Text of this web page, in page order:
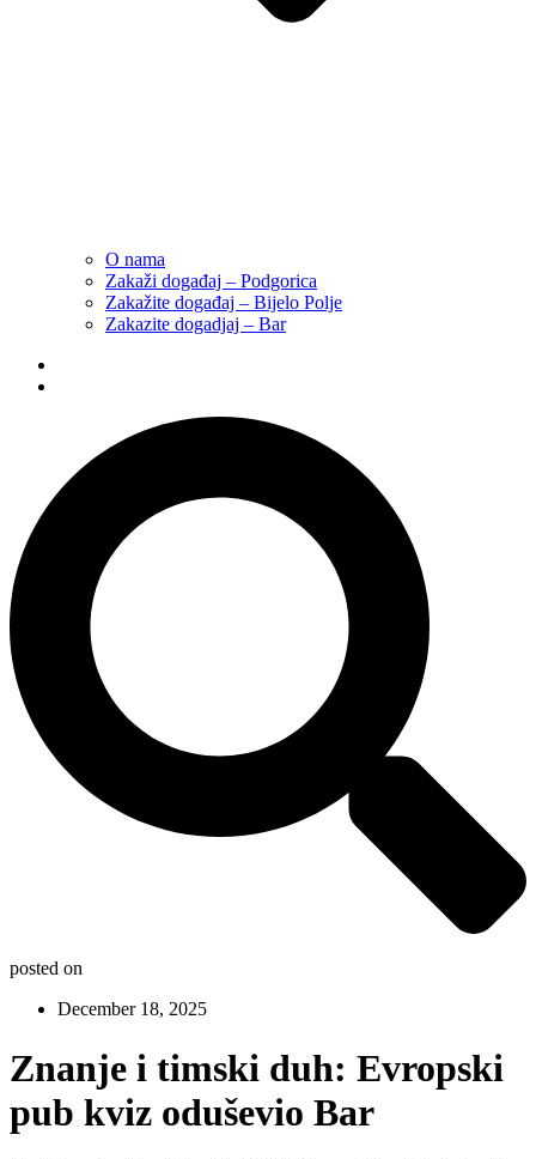
O nama
Zakaži događaj – Podgorica
Zakažite događaj – Bijelo Polje
Zakazite dogadjaj – Bar
posted on
December 18, 2025
Znanje i timski duh: Evropski
pub kviz oduševio Bar